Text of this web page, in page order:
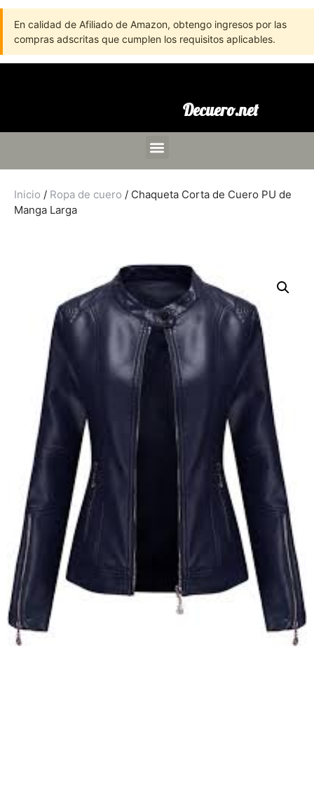
En calidad de Afiliado de Amazon, obtengo ingresos por las
compras adscritas que cumplen los requisitos aplicables.
Decuero.net
Inicio / Ropa de cuero / Chaqueta Corta de Cuero PU de
Manga Larga